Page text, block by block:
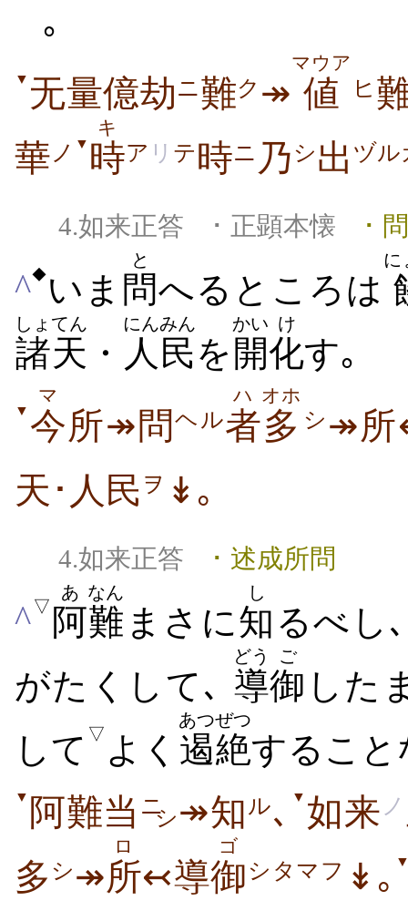
｡
▼ 无量億劫ニ難ク ↠ 値
マウア
ヒ
華 ノ ▼ 時
キ
ア リ テ時ニ 乃シ出 ヅル
4.如来正答 ･ 正顕本懐 ･
^◆ いま 問
と
へるところは
に
諸天
しょてん
・ 人民
にんみん
を 開
かい
化
け
す｡
▼ 今
マ
所↠問 ヘル者
ハ
多
オホ
シ ↠所
天･人民 ヲ ↡｡
4.如来正答 ･ 述成所問
^▽ 阿
あ
難
なん
まさに知
し
るべし
がたくして､ 導
どう
御
ご
した
して ▽ よく 遏絶
あつぜつ
すること
▼ 阿難当 ニシ↠知 ル､ ▼ 如来 ノ
多 シ↠所
ロ
↢導御
ゴ
シタマフ ↡｡